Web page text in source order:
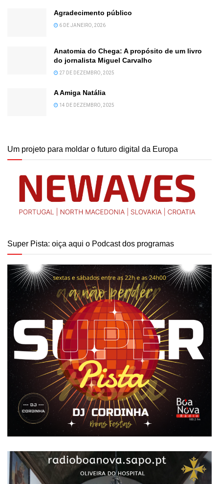
Agradecimento público
6 DE JANEIRO, 2026
Anatomia do Chega: A propósito de um livro
do jornalista Miguel Carvalho
27 DE DEZEMBRO, 2025
A Amiga Natália
14 DE DEZEMBRO, 2025
Um projeto para moldar o futuro digital da Europa
Super Pista: oiça aqui o Podcast dos programas